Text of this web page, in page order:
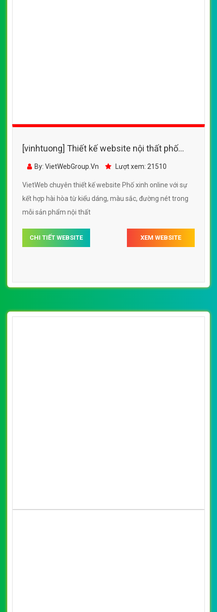
[vinhtuong] Thiết kế website nội thất phố
xinh online đẹp SEO nhanh hiệu quả
By: VietWebGroup.Vn Lượt xem: 21510
VietWeb chuyên thiết kế website Phố xinh online với sự
kết hợp hài hòa từ kiểu dáng, màu sắc, đường nét trong
mỗi sản phẩm nội thất
CHI TIẾT WEBSITE XEM WEBSITE